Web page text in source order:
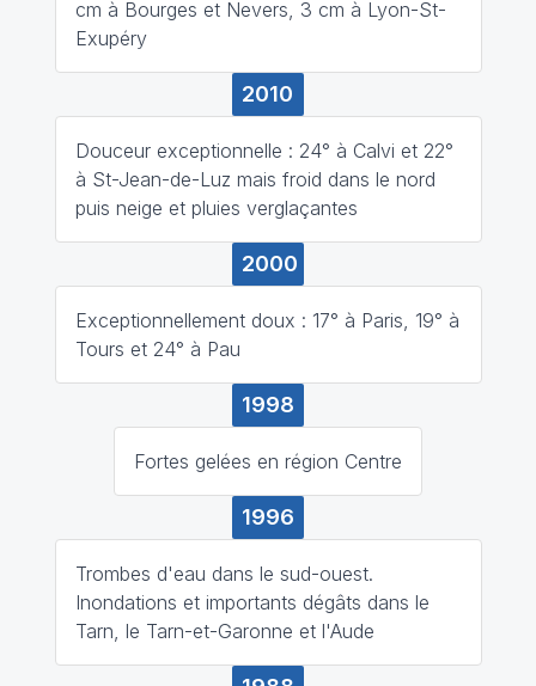
cm à Bourges et Nevers, 3 cm à Lyon-St-
Exupéry
2010
Douceur exceptionnelle : 24° à Calvi et 22°
à St-Jean-de-Luz mais froid dans le nord
puis neige et pluies verglaçantes
2000
Exceptionnellement doux : 17° à Paris, 19° à
Tours et 24° à Pau
1998
Fortes gelées en région Centre
1996
Trombes d'eau dans le sud-ouest.
Inondations et importants dégâts dans le
Tarn, le Tarn-et-Garonne et l'Aude